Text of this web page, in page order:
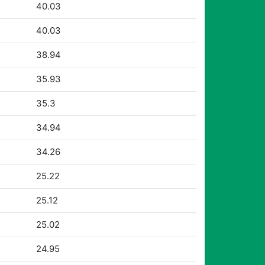
40.03
40.03
38.94
35.93
35.3
34.94
34.26
25.22
25.12
25.02
24.95